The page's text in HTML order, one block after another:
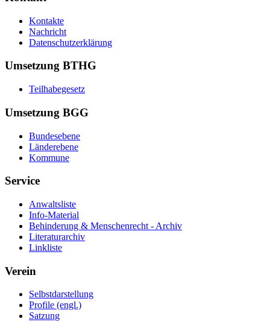
Kontakte
Nachricht
Datenschutzerklärung
Umsetzung BTHG
Teilhabegesetz
Umsetzung BGG
Bundesebene
Länderebene
Kommune
Service
Anwaltsliste
Info-Material
Behinderung & Menschenrecht - Archiv
Literaturarchiv
Linkliste
Verein
Selbstdarstellung
Profile (engl.)
Satzung